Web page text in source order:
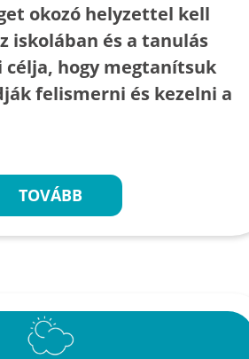
okozó helyzettel kell
iskolában és a tanulás
célja, hogy megtanítsuk
felismerni és kezelni a
TOVÁBB